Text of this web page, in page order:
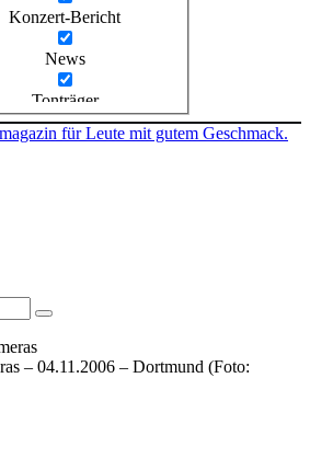
Konzert-Bericht
News
Tonträger
für Leute mit gutem Geschmack.
– 04.11.2006 – Dortmund (Foto: